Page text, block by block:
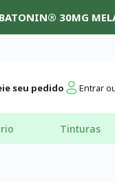
30MG
seu pedido Entrar
Tinturas